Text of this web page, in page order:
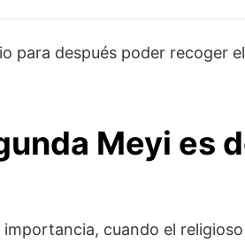
para después poder recoger
Meyi es
cuando el